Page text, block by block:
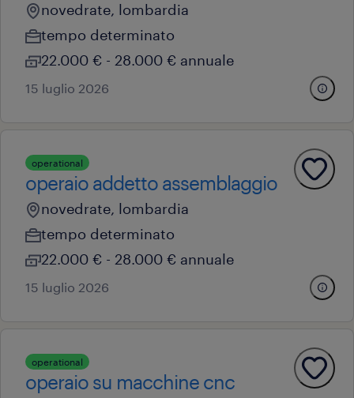
novedrate, lombardia
tempo determinato
22.000 € - 28.000 € annuale
15 luglio 2026
operational
operaio addetto assemblaggio
novedrate, lombardia
tempo determinato
22.000 € - 28.000 € annuale
15 luglio 2026
operational
operaio su macchine cnc